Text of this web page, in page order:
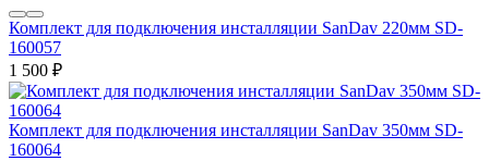
Комплект для подключения инсталляции SanDav 220мм SD-
160057
1 500 ₽
Комплект для подключения инсталляции SanDav 350мм SD-
160064